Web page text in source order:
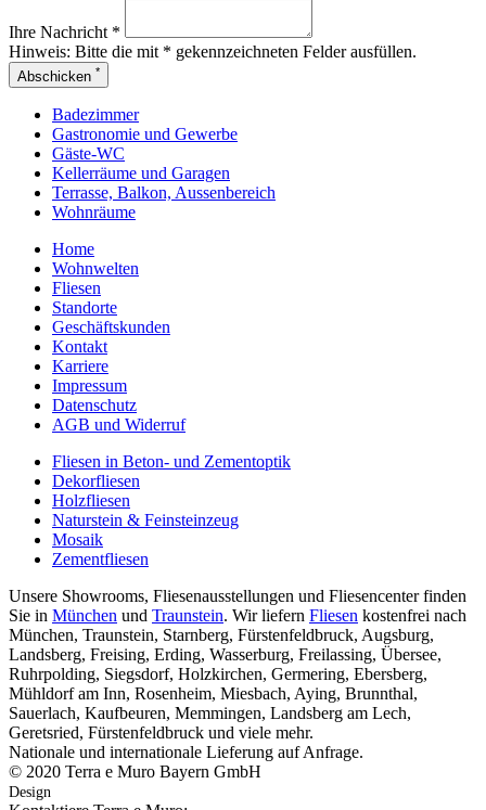
Ihre Nachricht *
Hinweis: Bitte die mit * gekennzeichneten Felder ausfüllen.
Abschicken *
Badezimmer
Gastronomie und Gewerbe
Gäste-WC
Kellerräume und Garagen
Terrasse, Balkon, Aussenbereich
Wohnräume
Home
Wohnwelten
Fliesen
Standorte
Geschäftskunden
Kontakt
Karriere
Impressum
Datenschutz
AGB und Widerruf
Fliesen in Beton- und Zementoptik
Dekorfliesen
Holzfliesen
Naturstein & Feinsteinzeug
Mosaik
Zementfliesen
Unsere Showrooms, Fliesenausstellungen und Fliesencenter finden
Sie in München und Traunstein. Wir liefern Fliesen kostenfrei nach
München, Traunstein, Starnberg, Fürstenfeldbruck, Augsburg,
Landsberg, Freising, Erding, Wasserburg, Freilassing, Übersee,
Ruhrpolding, Siegsdorf, Holzkirchen, Germering, Ebersberg,
Mühldorf am Inn, Rosenheim, Miesbach, Aying, Brunnthal,
Sauerlach, Kaufbeuren, Memmingen, Landsberg am Lech,
Geretsried, Fürstenfeldbruck und viele mehr.
Nationale und internationale Lieferung auf Anfrage.
© 2020 Terra e Muro Bayern GmbH
Design